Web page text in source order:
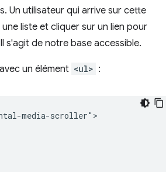
Un utilisateur qui arrive sur cette
liste et cliquer sur un lien pour
s'agit de notre base accessible.
un élément <ul> :
media-scroller">